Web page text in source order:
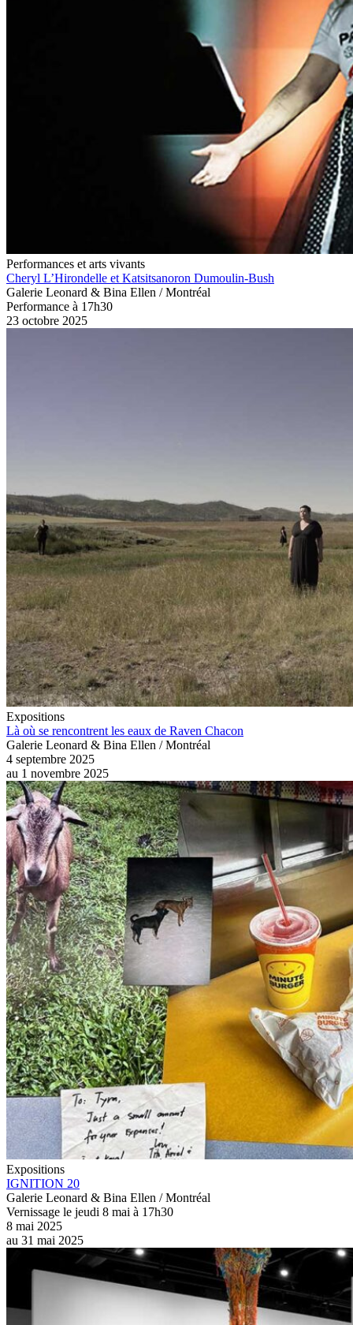
Performances et arts vivants
Cheryl L’Hirondelle et Katsitsanoron Dumoulin-Bush
Galerie Leonard & Bina Ellen / Montréal
Performance à 17h30
23 octobre 2025
Expositions
Là où se rencontrent les eaux de Raven Chacon
Galerie Leonard & Bina Ellen / Montréal
4 septembre 2025
au 1 novembre 2025
Expositions
IGNITION 20
Galerie Leonard & Bina Ellen / Montréal
Vernissage le jeudi 8 mai à 17h30
8 mai 2025
au 31 mai 2025